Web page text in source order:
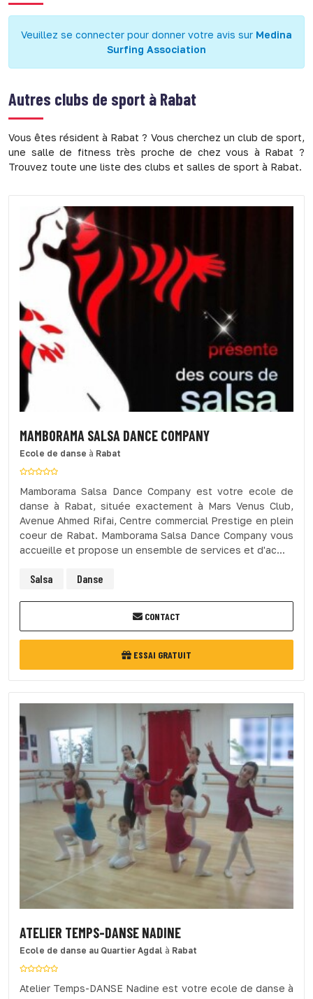
Veuillez se connecter pour donner votre avis sur Medina
Surfing Association
Autres clubs de sport à Rabat
Vous êtes résident à Rabat ? Vous cherchez un club de sport,
une salle de fitness très proche de chez vous à Rabat ?
Trouvez toute une liste des clubs et salles de sport à Rabat.
MAMBORAMA SALSA DANCE COMPANY
Ecole de danse à Rabat
Mamborama Salsa Dance Company est votre ecole de
danse à Rabat, située exactement à Mars Venus Club,
Avenue Ahmed Rifai, Centre commercial Prestige en plein
coeur de Rabat. Mamborama Salsa Dance Company vous
accueille et propose un ensemble de services et d'ac...
Salsa Danse
CONTACT
ESSAI GRATUIT
ATELIER TEMPS-DANSE NADINE
Ecole de danse au Quartier Agdal à Rabat
Atelier Temps-DANSE Nadine est votre ecole de danse à